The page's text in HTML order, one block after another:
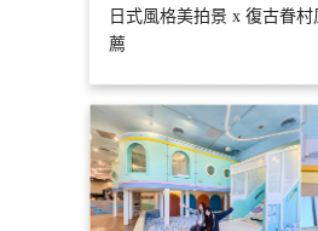
日式風格美拍景 x 復古眷
薦